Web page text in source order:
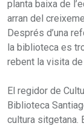
planta baixa de
arran del
Després d’una
la biblioteca es
rebent la visita de
El regidor de
Biblioteca
cultura sitgetana.